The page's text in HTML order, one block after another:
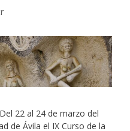
22 al 24 de marzo del
de Ávila el IX Curso de la